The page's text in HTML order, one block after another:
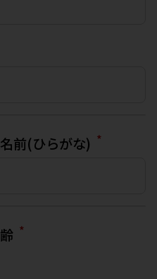
前(ひらがな) *
*